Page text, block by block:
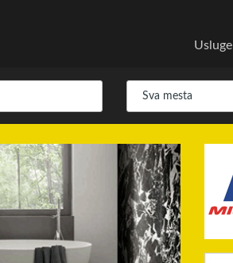
Usluge